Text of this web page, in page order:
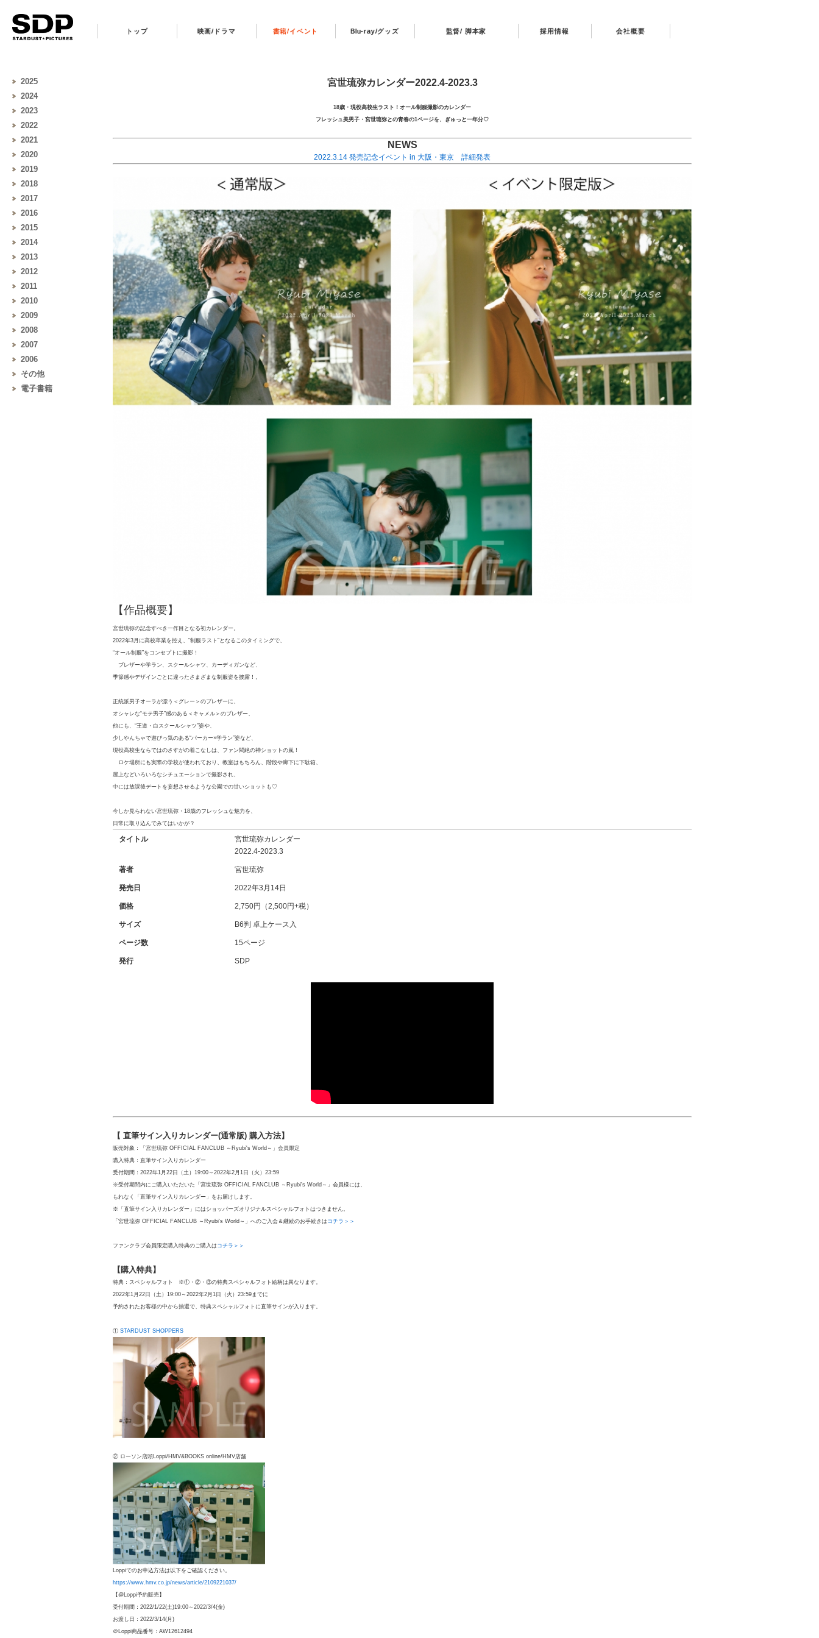
トップ 映画/ドラマ 書籍/イベント Blu-ray/グッズ 監督/ 脚本家 採用情報 会社概要
2025
2024
2023
2022
2021
2020
2019
2018
2017
2016
2015
2014
2013
2012
2011
2010
2009
2008
2007
2006
その他
電子書籍
宮世琉弥カレンダー2022.4-2023.3
18歳・現役高校生ラスト！オール制服撮影のカレンダー
フレッシュ美男子・宮世琉弥との青春の1ページを、ぎゅっと一年分♡
NEWS
2022.3.14 発売記念イベント in 大阪・東京 詳細発表
【作品概要】
宮世琉弥の記念すべき一作目となる初カレンダー。
2022年3月に高校卒業を控え、“制服ラスト”となるこのタイミングで、
“オール制服”をコンセプトに撮影！
ブレザーや学ラン、スクールシャツ、カーディガンなど、
季節感やデザインごとに違ったさまざまな制服姿を披露！。
正統派男子オーラが漂う＜グレー＞のブレザーに、
オシャレな“モテ男子”感のある＜キャメル＞のブレザー、
他にも、“王道・白スクールシャツ”姿や、
少しやんちゃで遊びっ気のある“パーカー×学ラン”姿など、
現役高校生ならではのさすがの着こなしは、ファン悶絶の神ショットの嵐！
ロケ場所にも実際の学校が使われており、教室はもちろん、階段や廊下に下駄箱、
屋上などいろいろなシチュエーションで撮影され、
中には放課後デートを妄想させるような公園での甘いショットも♡
今しか見られない宮世琉弥・18歳のフレッシュな魅力を、
日常に取り込んでみてはいかが？
タイトル
宮世琉弥カレンダー
2022.4-2023.3
著者 宮世琉弥
発売日 2022年3月14日
価格 2,750円（2,500円+税）
サイズ B6判 卓上ケース入
ページ数 15ページ
発行 SDP
【 直筆サイン入りカレンダー(通常版) 購入方法】
販売対象：「宮世琉弥 OFFICIAL FANCLUB ～Ryubi's World～」会員限定
購入特典：直筆サイン入りカレンダー
受付期間：2022年1月22日（土）19:00～2022年2月1日（火）23:59
※受付期間内にご購入いただいた「宮世琉弥 OFFICIAL FANCLUB ～Ryubi's World～」会員様には、
もれなく「直筆サイン入りカレンダー」をお届けします。
※「直筆サイン入りカレンダー」にはショッパーズオリジナルスペシャルフォトはつきません。
「宮世琉弥 OFFICIAL FANCLUB ～Ryubi's World～」 へのご入会＆継続のお手続きは コチラ＞＞
ファンクラブ会員限定購入特典のご購入は コチラ＞＞
【購入特典】
特典：スペシャルフォト ※①・②・③の特典スペシャルフォト絵柄は異なります。
2022年1月22日（土）19:00～2022年2月1日（火）23:59までに
予約されたお客様の中から抽選で、特典スペシャルフォトに直筆サインが入ります。
① STARDUST SHOPPERS
② ローソン店頭Loppi/HMV&BOOKS online/HMV店舗
Loppiでのお申込方法は以下をご確認ください。
https://www.hmv.co.jp/news/article/2109221037/
【@Loppi予約販売】
受付期間：2022/1/22(土)19:00～2022/3/4(金)
お渡し日：2022/3/14(月)
＠Loppi商品番号：AW12612494